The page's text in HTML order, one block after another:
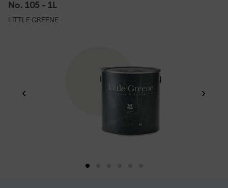
No. 105 - 1L
LITTLE GREENE